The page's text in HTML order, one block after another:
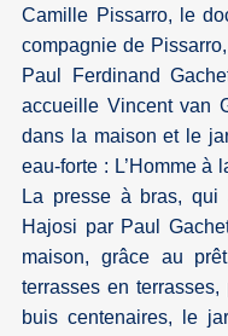
Camille Pissarro, le
compagnie de
Paul Ferdinand
accueille Vincent van
dans la maison et le
eau-forte : L’Homme à
La presse à bras, qui
Hajosi par Paul
maison, grâce au
terrasses en
buis centenaires, le